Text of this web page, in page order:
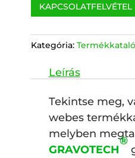
KAPCSOLATFELVÉTEL
Kategória:
Tekintse meg,
webes
melyben
GRAVOTECH­
®